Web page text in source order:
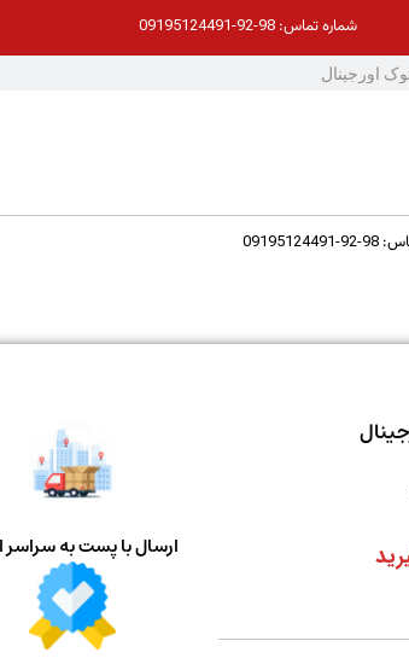
شماره تماس: 98-92-09195124491
98-92-09195124491
ارسال با پست به سراسر